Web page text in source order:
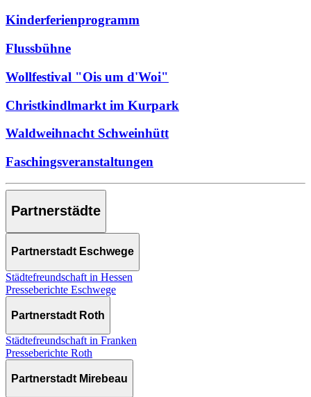
Kinderferienprogramm
Flussbühne
Wollfestival "Ois um d'Woi"
Christkindlmarkt im Kurpark
Waldweihnacht Schweinhütt
Faschingsveranstaltungen
Partnerstädte
Partnerstadt Eschwege
Städtefreundschaft in Hessen
Presseberichte Eschwege
Partnerstadt Roth
Städtefreundschaft in Franken
Presseberichte Roth
Partnerstadt Mirebeau